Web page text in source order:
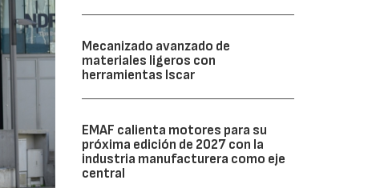
Mecanizado avanzado de
materiales ligeros con
herramientas Iscar
EMAF calienta motores para su
próxima edición de 2027 con la
industria manufacturera como eje
central